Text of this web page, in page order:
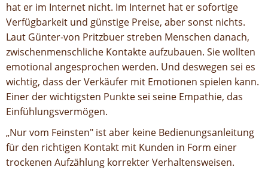
hat er im Internet nicht. Im Internet hat er sofortige
Verfügbarkeit und günstige Preise, aber sonst nichts.
Laut Günter-von Pritzbuer streben Menschen danach,
zwischenmenschliche Kontakte aufzubauen. Sie wollten
emotional angesprochen werden. Und deswegen sei es
wichtig, dass der Verkäufer mit Emotionen spielen kann.
Einer der wichtigsten Punkte sei seine Empathie, das
Einfühlungsvermögen.
„Nur vom Feinsten" ist aber keine Bedienungsanleitung
für den richtigen Kontakt mit Kunden in Form einer
trockenen Aufzählung korrekter Verhaltensweisen.